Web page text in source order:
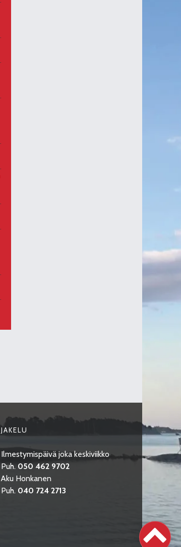
JAKELU
Ilmestymispäivä joka keskiviikko
Puh. 050 462 9702
Aku Honkanen
Puh. 040 724 2713